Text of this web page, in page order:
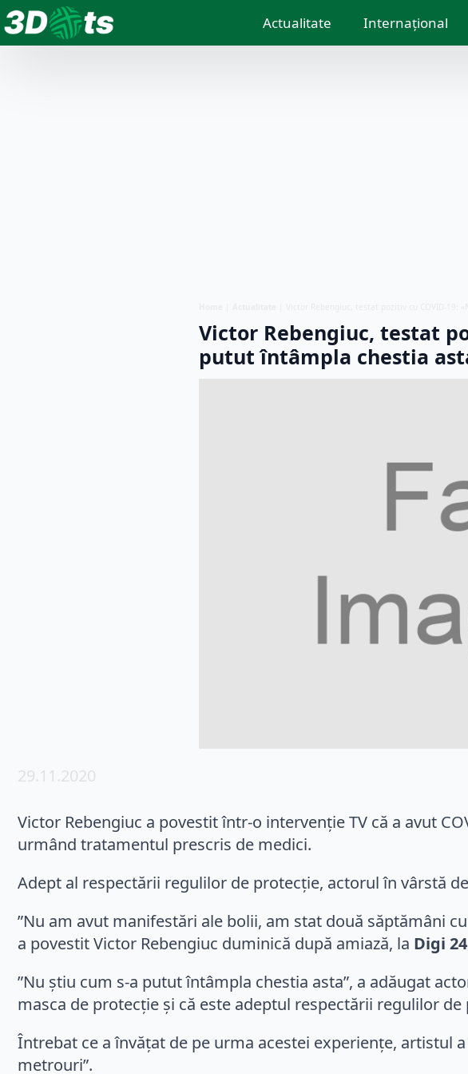
Actualitate Internațional
Victor Rebengiuc, testat
putut întâmpla chestia
29.11.2020
Victor Rebengiuc a povestit într-o intervenţie TV că a avut
urmând tratamentul prescris de medici.
Adept al respectării regulilor de protecţie, actorul în vârstă
”Nu am avut manifestări ale bolii, am stat două săptămâni
a povestit Victor Rebengiuc duminică după amiază, la Digi 24
”Nu ştiu cum s-a putut întâmpla chestia asta”, a adăugat
masca de protecţie şi că este adeptul respectării regulilor
Întrebat ce a învăţat de pe urma acestei experienţe, artistul
metrouri”.